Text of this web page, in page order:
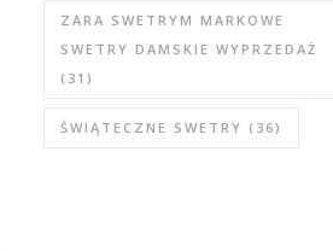
ZARA SWETRYM MARKOWE
SWETRY DAMSKIE WYPRZEDAŻ
(31)
ŚWIĄTECZNE SWETRY (36)